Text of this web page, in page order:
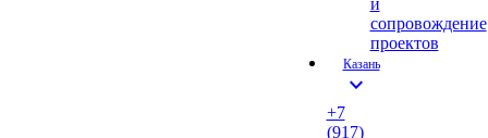
и
сопровождение
проектов
Казань
expand_more
+7
(917)